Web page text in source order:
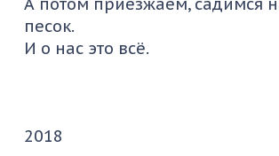
песок.
И о нас это всё.
2018